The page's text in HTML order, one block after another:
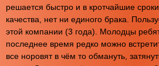
решается быстро и в кротчайшие
качества, нет ни единого брака.
этой компании (3 года). Молодцы
последнее время редко можно
все норовят в чём то обмануть,